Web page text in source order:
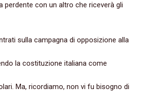
perdente con un altro che riceverà gli
sulla campagna di opposizione alla
la costituzione italiana come
Ma, ricordiamo, non vi fu bisogno di